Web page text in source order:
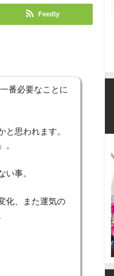
Feedly
番必要なことに
思われます。
。
い事。
化、また運気の